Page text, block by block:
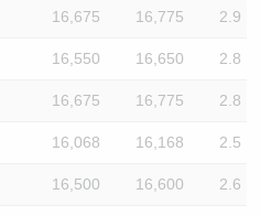
16,675 16,775 2.9
16,550 16,650 2.8
16,675 16,775 2.8
16,068 16,168 2.5
16,500 16,600 2.6